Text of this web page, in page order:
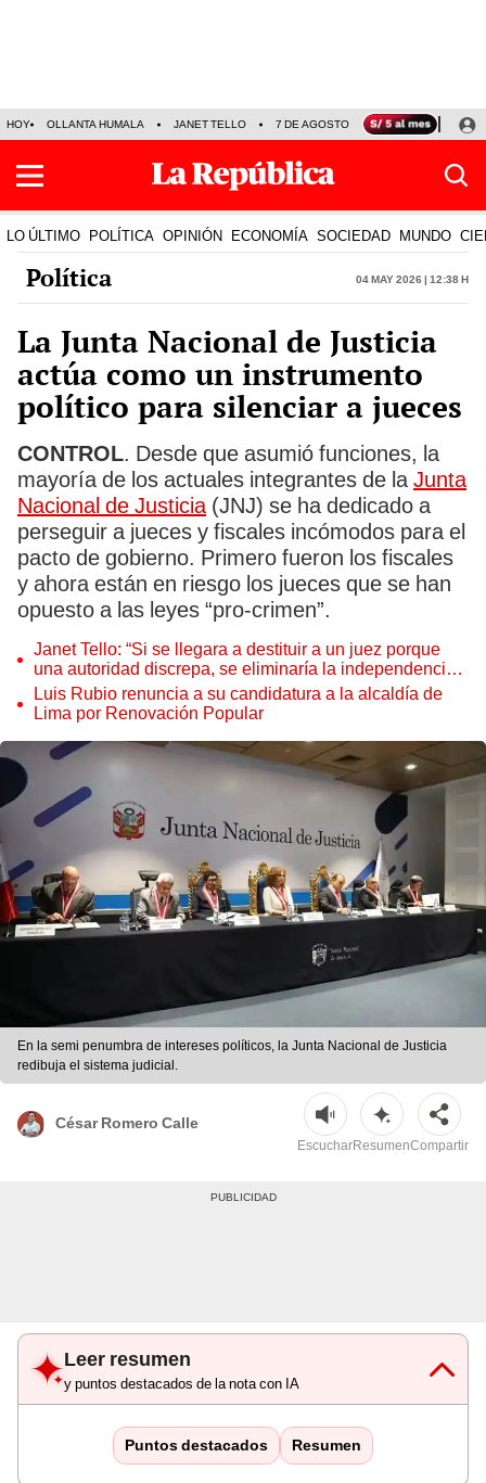
HOY OLLANTA HUMALA JANET TELLO 7 DE AGOSTO TINKA RESULTADOS
LO ÚLTIMO POLÍTICA OPINIÓN ECONOMÍA SOCIEDAD MUNDO
Política 04 May 2026 | 12:38 h
La Junta Nacional de Justicia
actúa como un instrumento
político para silenciar a jueces
CONTROL. Desde que asumió funciones, la
mayoría de los actuales integrantes de la Junta
Nacional de Justicia(JNJ) se ha dedicado a
perseguir a jueces y fiscales incómodos para el
pacto de gobierno. Primero fueron los fiscales
y ahora están en riesgo los jueces que se han
opuesto a las leyes “pro-crimen”.
Janet Tello: “Si se llegara a destituir a un juez porque
una autoridad discrepa, se eliminaría la independencia
judicial”
Luis Rubio renuncia a su candidatura a la alcaldía de
Lima por Renovación Popular
En la semi penumbra de intereses políticos, la Junta Nacional de Justicia
redibuja el sistema judicial.
César Romero Calle
EscucharResumenCompartir
Leer resumen
y puntos destacados de la nota con IA
Puntos destacados Resumen